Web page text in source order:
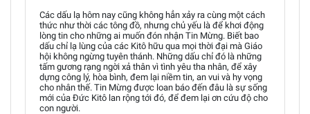
Các dấu lạ hôm nay cũng không hẳn xảy ra cùng một cách
thức như thời các tông đồ, nhưng chủ yếu là để khơi động
lòng tin cho những ai muốn đón nhận Tin Mừng. Biết bao
dấu chỉ lạ lùng của các Kitô hữu qua mọi thời đại mà Giáo
hội không ngừng tuyên thánh. Những dấu chỉ đó là những
tấm gương rạng ngời xả thân vì tình yêu tha nhân, để xây
dựng công lý, hòa bình, đem lại niềm tin, an vui và hy vọng
cho nhân thế. Tin Mừng được loan báo đến đâu là sự sống
mới của Đức Kitô lan rộng tới đó, để đem lại ơn cứu độ cho
con người.